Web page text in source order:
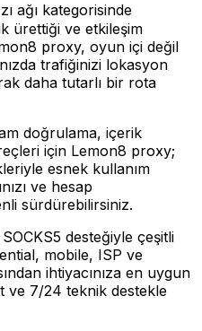
ağı kategorisinde
ürettiği ve etkileşim
proxy, oyun içi değil
trafiğinizi lokasyon
daha tutarlı bir rota
doğrulama, içerik
için Lemon8 proxy;
esnek kullanım
ve hesap
sürdürebilirsiniz.
desteğiyle çeşitli
mobile, ISP ve
ihtiyacınıza en uygun
ve 7/24 teknik destekle